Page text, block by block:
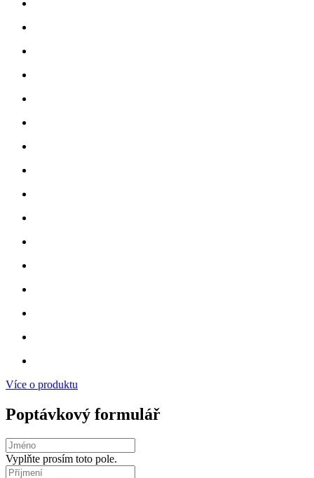
Více o produktu
Poptávkový formulář
Vyplňte prosím toto pole.